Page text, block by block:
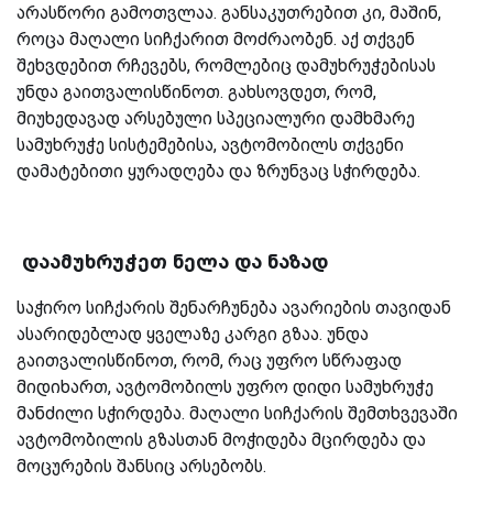
არასწორი გამოთვლაა. განსაკუთრებით კი, მაშინ,
როცა მაღალი სიჩქარით მოძრაობენ. აქ თქვენ
შეხვდებით რჩევებს, რომლებიც დამუხრუჭებისას
უნდა გაითვალისწინოთ. გახსოვდეთ, რომ,
მიუხედავად არსებული სპეციალური დამხმარე
სამუხრუჭე სისტემებისა, ავტომობილს თქვენი
დამატებითი ყურადღება და ზრუნვაც სჭირდება.
დაამუხრუჭეთ ნელა და ნაზად
საჭირო სიჩქარის შენარჩუნება ავარიების თავიდან
ასარიდებლად ყველაზე კარგი გზაა. უნდა
გაითვალისწინოთ, რომ, რაც უფრო სწრაფად
მიდიხართ, ავტომობილს უფრო დიდი სამუხრუჭე
მანძილი სჭირდება. მაღალი სიჩქარის შემთხვევაში
ავტომობილის გზასთან მოჭიდება მცირდება და
მოცურების შანსიც არსებობს.